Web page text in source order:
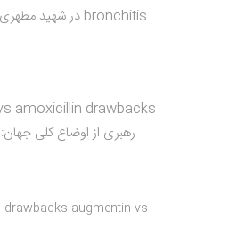
bronchitis درشهید
amoxicillin drawbacks
رهبری از اوضاع کلی
augmentin vs